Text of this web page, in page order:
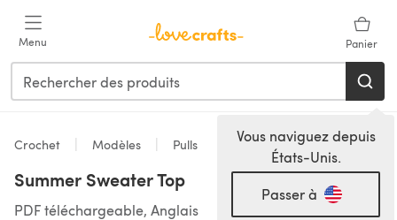
Menu Panier
Vous naviguez depuis
États-Unis.
Passer à
Crochet Modèles Pulls
Summer Sweater Top
PDF téléchargeable, Anglais